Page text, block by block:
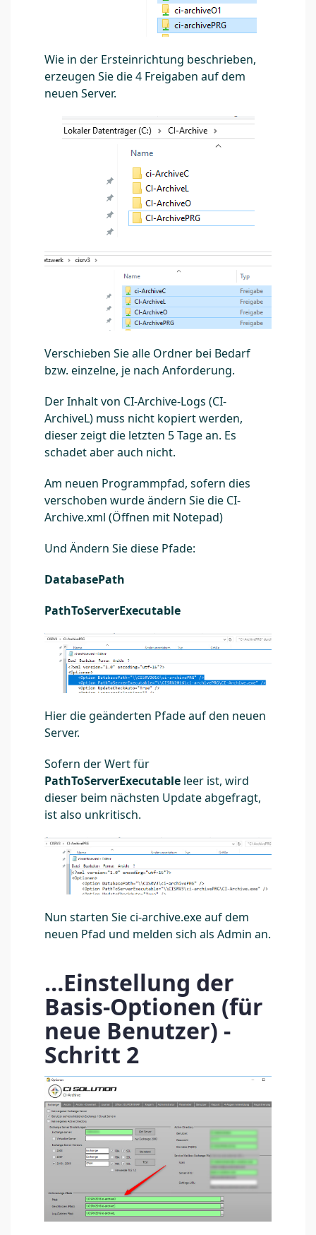
Wie in der Ersteinrichtung beschrieben,
erzeugen Sie die 4 Freigaben auf dem
neuen Server.
Verschieben Sie alle Ordner bei Bedarf
bzw. einzelne, je nach Anforderung.
Der Inhalt von CI-Archive-Logs (CI-
ArchiveL) muss nicht kopiert werden,
dieser zeigt die letzten 5 Tage an. Es
schadet aber auch nicht.
Am neuen Programmpfad, sofern dies
verschoben wurde ändern Sie die CI-
Archive.xml (Öffnen mit Notepad)
Und Ändern Sie diese Pfade:
DatabasePath
PathToServerExecutable
Hier die geänderten Pfade auf den neuen
Server.
Sofern der Wert für
PathToServerExecutable leer ist, wird
dieser beim nächsten Update abgefragt,
ist also unkritisch.
Nun starten Sie ci-archive.exe auf dem
neuen Pfad und melden sich als Admin an.
…Einstellung der
Basis-Optionen (für
neue Benutzer) -
Schritt 2